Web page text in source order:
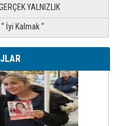
YALNIZLIK
İyi Kalmak “